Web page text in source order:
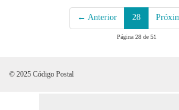
← Anterior 28
Página 28 de 51
© 2025 Código Postal